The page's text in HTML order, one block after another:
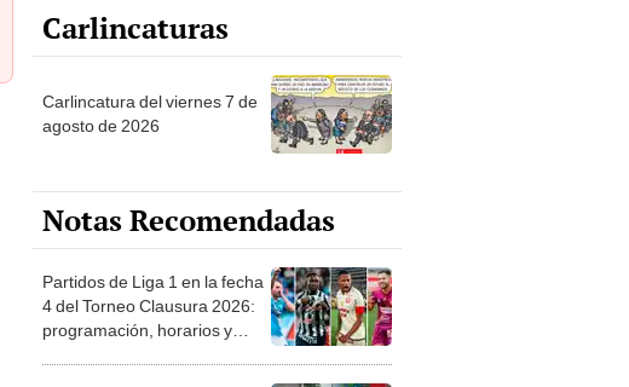
Carlincaturas
Carlincatura del viernes 7 de
agosto de 2026
Notas Recomendadas
Partidos de Liga 1 en la fecha
4 del Torneo Clausura 2026:
programación, horarios y